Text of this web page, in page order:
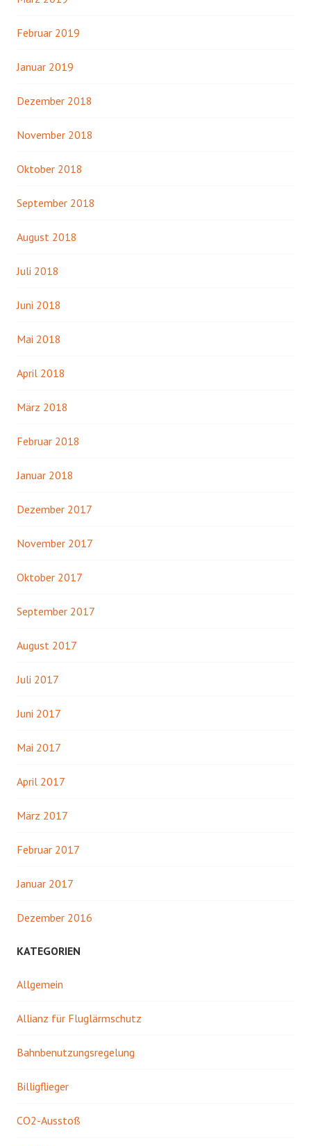
Februar 2019
Januar 2019
Dezember 2018
November 2018
Oktober 2018
September 2018
August 2018
Juli 2018
Juni 2018
Mai 2018
April 2018
März 2018
Februar 2018
Januar 2018
Dezember 2017
November 2017
Oktober 2017
September 2017
August 2017
Juli 2017
Juni 2017
Mai 2017
April 2017
März 2017
Februar 2017
Januar 2017
Dezember 2016
KATEGORIEN
Allgemein
Allianz für Fluglärmschutz
Bahnbenutzungsregelung
Billigflieger
CO2-Ausstoß